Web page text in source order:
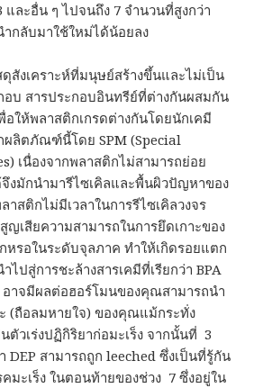
ละอื่น ๆ ไปจนถึง 7 จำนวนที่สูงกว่า
กลับมาใช้ใหม่ได้น้อยลง
ดุสังเคราะห์ที่มนุษย์สร้างขึ้นและไม่เป็น
อบ สารประกอบอินทรีย์ที่ต่างกันผสมกัน
อให้พลาสติกเกรดต่างกันโดยนักเคมี
ลิตภัณฑ์นี้โดย SPM (Special
เนื่องจากพลาสติกไม่สามารถย่อย
งมักนำมารีไซเคิลและพื้นผิวปัญหาของ
าสติกไม่มีเวลาในการรีไซเคิลวงจร
ญเสียความสามารถในการยึดเกาะของ
หรอในระดับจุลภาค ทำให้เกิดรอยแตก
ไปสู่การชะล้างสารเคมีที่เรียกว่า BPA
อาจมีผลต่อฮอร์โมนของคุณสามารถนำ
(ถือลมหายใจ) ของคุณแม้กระทั่ง
ตัวเร่งปฏิกิริยาก่อมะเร็ง จากนั้นที่ 3
DEP สามารถถูก leeched ซึ่งเป็นที่รู้กัน
คมะเร็ง ในตอนท้ายของช่วง 7 ซึ่งอยู่ใน